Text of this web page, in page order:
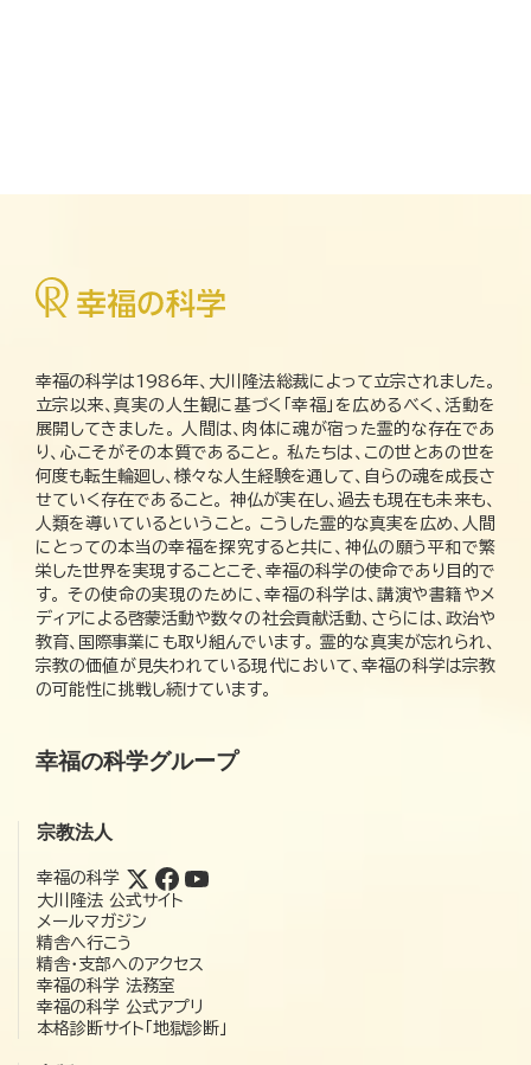
幸福の科学は1986年、大川隆法総裁によって立宗されました。
立宗以来、真実の人生観に基づく「幸福」を広めるべく、活動を
展開してきました。 人間は、肉体に魂が宿った霊的な存在であ
り、心こそがその本質であること。 私たちは、この世とあの世を
何度も転生輪廻し、様々な人生経験を通して、自らの魂を成長さ
せていく存在であること。 神仏が実在し、過去も現在も未来も、
人類を導いているということ。 こうした霊的な真実を広め、人間
にとっての本当の幸福を探究すると共に、神仏の願う平和で繁
栄した世界を実現することこそ、幸福の科学の使命であり目的で
す。 その使命の実現のために、幸福の科学は、講演や書籍やメ
ディアによる啓蒙活動や数々の社会貢献活動、さらには、政治や
教育、国際事業にも取り組んでいます。 霊的な真実が忘れられ、
宗教の価値が見失われている現代において、幸福の科学は宗教
の可能性に挑戦し続けています。
幸福の科学グループ
宗教法人
幸福の科学
大川隆法 公式サイト
メールマガジン
精舎へ行こう
精舎・支部へのアクセス
幸福の科学 法務室
幸福の科学 公式アプリ
本格診断サイト「地獄診断」